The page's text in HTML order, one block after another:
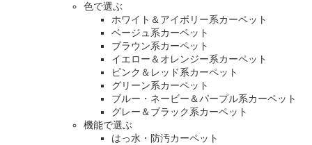
色で選ぶ
ホワイト＆アイボリー系カーペット
ベージュ系カーペット
ブラウン系カーペット
イエロー＆オレンジー系カーペット
ピンク＆レッド系カーペット
グリーン系カーペット
ブルー・ネービー＆パープル系カーペット
グレー＆ブラック系カーペット
機能で選ぶ
はっ水・防汚カーペット